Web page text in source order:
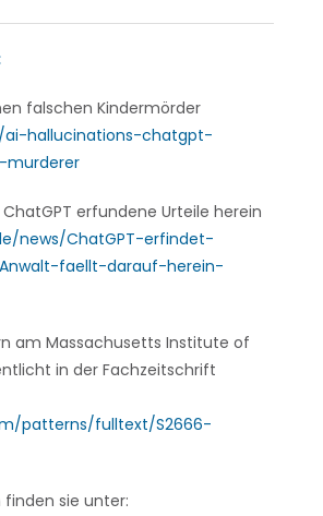
falschen Kindermörder
hallucinations-chatgpt-
erfundene Urteile herein
news/ChatGPT-erfindet-
faellt-darauf-herein-
am Massachusetts Institute of
in der Fachzeitschrift
patterns/fulltext/S2666-
finden sie unter: